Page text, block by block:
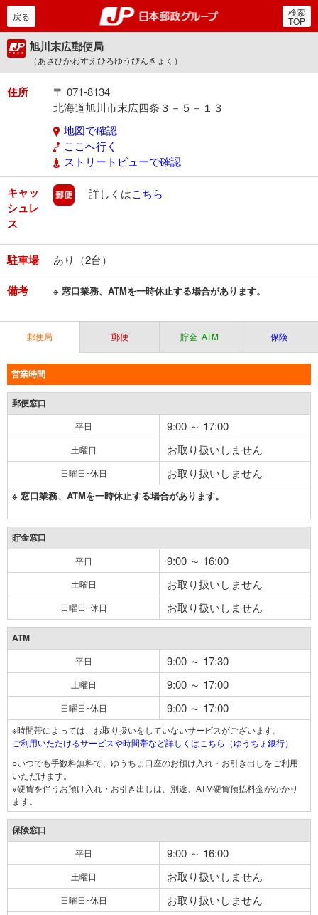
郵便局・日本郵政グルー
戻る 検索
TOP
旭川末広郵便局
（あさひかわすえひろゆうびんきょく）
住所
〒 071-8134
北海道旭川市末広四条３－５－１３
地図で確認
ここへ行く
ストリートビューで確認
キャッ
シュレ
ス
郵便
詳しくはこちら
駐車場 あり（2台）
備考 ※ 窓口業務、ATMを一時休止する場合があります。
郵便局 郵便 貯金･ATM 保険
営業時間
郵便窓口
平日 9:00 ～ 17:00
土曜日 お取り扱いしません
日曜日･休日 お取り扱いしません
※ 窓口業務、ATMを一時休止する場合があります。
貯金窓口
平日 9:00 ～ 16:00
土曜日 お取り扱いしません
日曜日･休日 お取り扱いしません
ATM
平日 9:00 ～ 17:30
土曜日 9:00 ～ 17:00
日曜日･休日 9:00 ～ 17:00
※時間帯によっては、お取り扱いをしていないサービスがございます。
ご利用いただけるサービスや時間帯など詳しくはこちら（ゆうちょ銀行）
○いつでも手数料無料で、ゆうちょ口座のお預け入れ・お引き出しをご利用
いただけます。
※硬貨を伴うお預け入れ・お引き出しは、別途、ATM硬貨預払料金がかかり
ます。
保険窓口
平日 9:00 ～ 16:00
土曜日 お取り扱いしません
日曜日･休日 お取り扱いしません